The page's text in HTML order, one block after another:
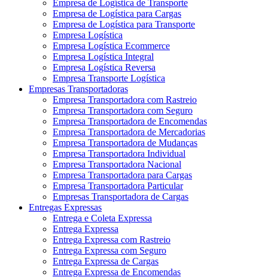
Empresa de Logística de Transporte
Empresa de Logística para Cargas
Empresa de Logística para Transporte
Empresa Logística
Empresa Logística Ecommerce
Empresa Logística Integral
Empresa Logística Reversa
Empresa Transporte Logística
Empresas Transportadoras
Empresa Transportadora com Rastreio
Empresa Transportadora com Seguro
Empresa Transportadora de Encomendas
Empresa Transportadora de Mercadorias
Empresa Transportadora de Mudanças
Empresa Transportadora Individual
Empresa Transportadora Nacional
Empresa Transportadora para Cargas
Empresa Transportadora Particular
Empresas Transportadora de Cargas
Entregas Expressas
Entrega e Coleta Expressa
Entrega Expressa
Entrega Expressa com Rastreio
Entrega Expressa com Seguro
Entrega Expressa de Cargas
Entrega Expressa de Encomendas